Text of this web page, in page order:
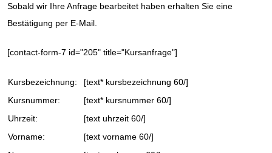
Sobald wir Ihre Anfrage bearbeitet haben erhalten Sie eine
Bestätigung per E-Mail.
[contact-form-7 id="205" title="Kursanfrage"]
Kursbezeichnung:
[text* kursbezeichnung 60/]
Kursnummer:
[text* kursnummer 60/]
Uhrzeit:
[text uhrzeit 60/]
Vorname:
[text vorname 60/]